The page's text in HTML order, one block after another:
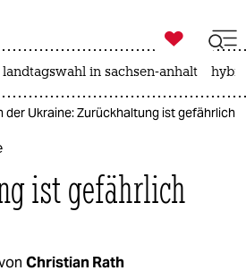
taz zahl ich
ich

taz zahl ich
landtagswahl in sachsen-anhalt
der Ukraine: Zurückhaltung ist gefährlich
ist gefährlich
Christian Rath